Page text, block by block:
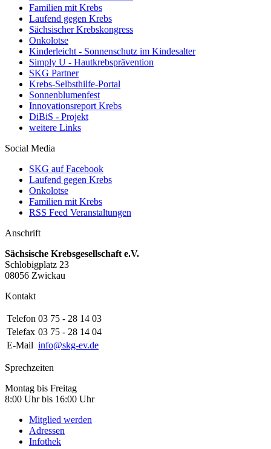
Familien mit Krebs
Laufend gegen Krebs
Sächsischer Krebskongress
Onkolotse
Kinderleicht - Sonnenschutz im Kindesalter
Simply U - Hautkrebsprävention
SKG Partner
Krebs-Selbsthilfe-Portal
Sonnenblumenfest
Innovationsreport Krebs
DiBiS - Projekt
weitere Links
Social Media
SKG auf Facebook
Laufend gegen Krebs
Onkolotse
Familien mit Krebs
RSS Feed Veranstaltungen
Anschrift
Sächsische Krebsgesellschaft e.V.
Schlobigplatz 23
08056 Zwickau
Kontakt
Telefon 03 75 - 28 14 03
Telefax 03 75 - 28 14 04
E-Mail info@skg-ev.de
Sprechzeiten
Montag bis Freitag
8:00 Uhr bis 16:00 Uhr
Mitglied werden
Adressen
Infothek